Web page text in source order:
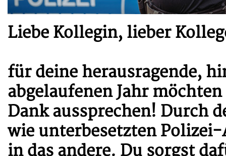
Liebe Kollegin, lieber
für deine herausragende,
abgelaufenen Jahr
Dank aussprechen! Durch
wie unterbesetzten
in das andere. Du sorgst